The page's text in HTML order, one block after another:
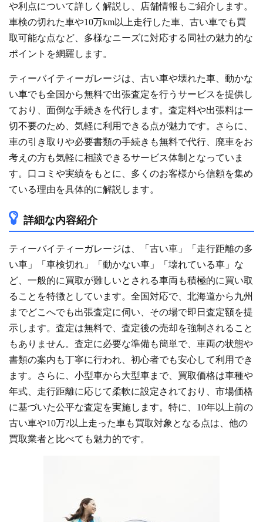
や利点について詳しく解説し、店舗情報もご紹介します。
車検の切れた車や10万km以上走行した車、古い車でも買
取可能な点など、多様なニーズに対応する同社の魅力的な
ポイントを網羅します。
ティーバイティーガレージは、古い車や壊れた車、動かな
い車でも全国から無料で出張査定を行うサービスを提供し
ており、面倒な手続きを代行します。査定料や出張料は一
切不要のため、気軽に利用できる点が魅力です。さらに、
車の引き取りや必要書類の手続きも無料で代行、廃車をお
考えの方も気軽に相談できるサービス体制となっていま
す。口コミや実績をもとに、多くのお客様から信頼を集め
ている理由を具体的に解説します。
詳細な内容紹介
ティーバイティーガレージは、「古い車」「走行距離の多
い車」「車検切れ」「動かない車」「壊れている車」な
ど、一般的に買取が難しいとされる車両も積極的に買い取
ることを特徴としています。全国対応で、北海道から九州
までどこへでも出張査定に伺い、その場で即日査定額を提
示します。査定は無料で、査定後の売却を強制されること
もありません。査定に必要な準備も簡単で、車両の状態や
書類の案内も丁寧に行われ、初心者でも安心して利用でき
ます。さらに、小型車から大型車まで、買取価格は車種や
年式、走行距離に応じて柔軟に設定されており、市場価格
に基づいた公平な査定を実施します。特に、10年以上前の
古い車や10万?以上走った車も買取対象となる点は、他の
買取業者と比べても魅力的です。